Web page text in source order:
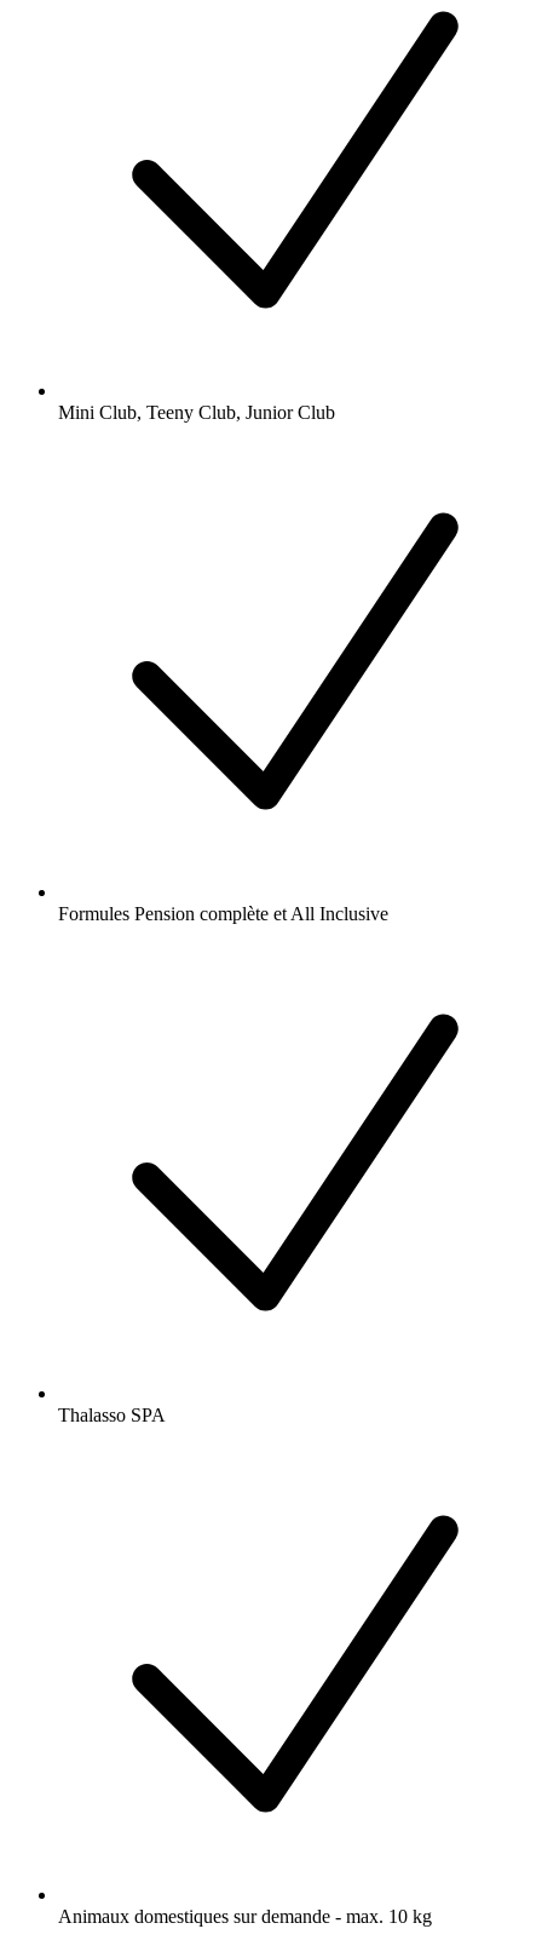
Mini Club, Teeny Club, Junior Club
Formules Pension complète et All Inclusive
Thalasso SPA
Animaux domestiques sur demande - max. 10 kg